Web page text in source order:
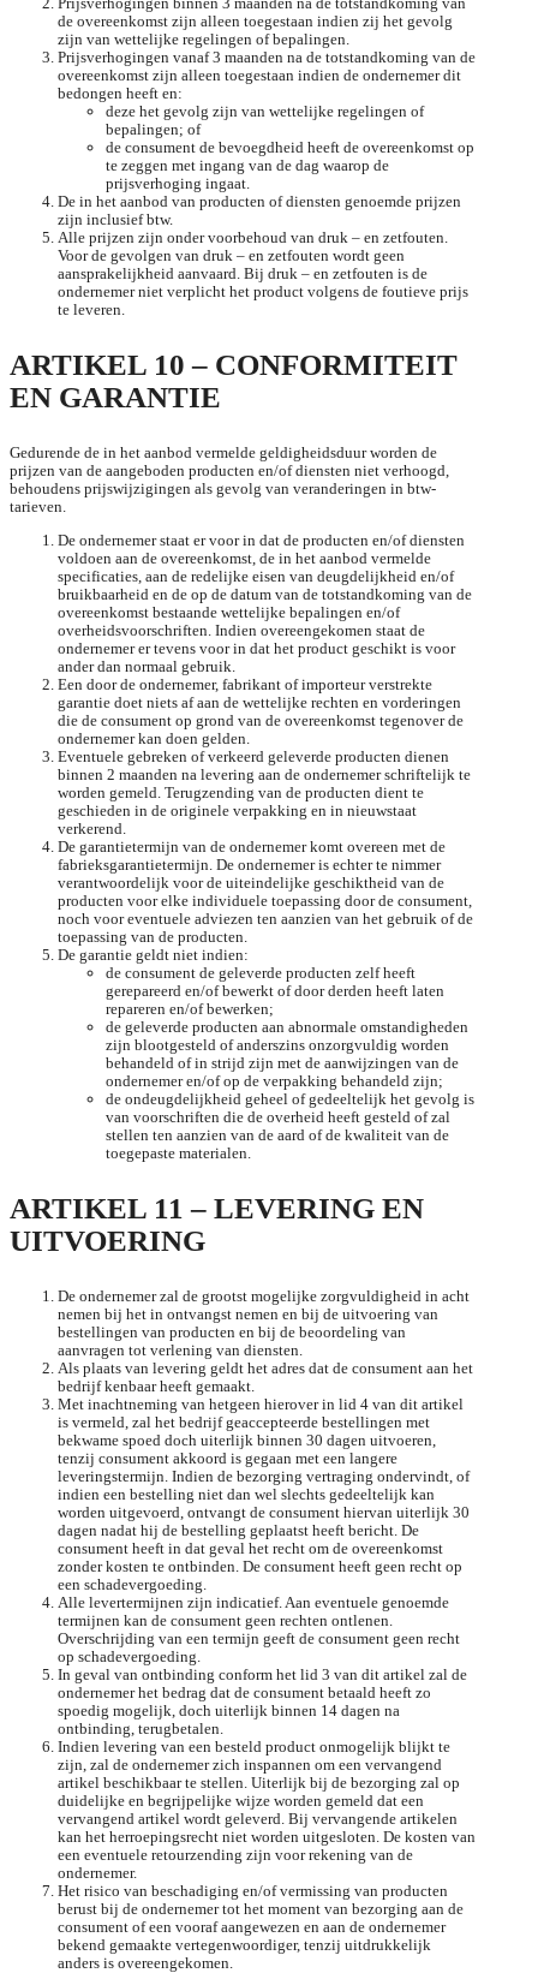
de overeenkomst zijn alleen toegestaan indien zij het gevolg
zijn van wettelijke regelingen of bepalingen.
Prijsverhogingen vanaf 3 maanden na de totstandkoming van de
overeenkomst zijn alleen toegestaan indien de ondernemer dit
bedongen heeft en:
deze het gevolg zijn van wettelijke regelingen of
bepalingen; of
de consument de bevoegdheid heeft de overeenkomst op
te zeggen met ingang van de dag waarop de
prijsverhoging ingaat.
De in het aanbod van producten of diensten genoemde prijzen
zijn inclusief btw.
Alle prijzen zijn onder voorbehoud van druk – en zetfouten.
Voor de gevolgen van druk – en zetfouten wordt geen
aansprakelijkheid aanvaard. Bij druk – en zetfouten is de
ondernemer niet verplicht het product volgens de foutieve prijs
te leveren.
ARTIKEL 10 – CONFORMITEIT
EN GARANTIE
Gedurende de in het aanbod vermelde geldigheidsduur worden de
prijzen van de aangeboden producten en/of diensten niet verhoogd,
behoudens prijswijzigingen als gevolg van veranderingen in btw-
tarieven.
De ondernemer staat er voor in dat de producten en/of diensten
voldoen aan de overeenkomst, de in het aanbod vermelde
specificaties, aan de redelijke eisen van deugdelijkheid en/of
bruikbaarheid en de op de datum van de totstandkoming van de
overeenkomst bestaande wettelijke bepalingen en/of
overheidsvoorschriften. Indien overeengekomen staat de
ondernemer er tevens voor in dat het product geschikt is voor
ander dan normaal gebruik.
Een door de ondernemer, fabrikant of importeur verstrekte
garantie doet niets af aan de wettelijke rechten en vorderingen
die de consument op grond van de overeenkomst tegenover de
ondernemer kan doen gelden.
Eventuele gebreken of verkeerd geleverde producten dienen
binnen 2 maanden na levering aan de ondernemer schriftelijk te
worden gemeld. Terugzending van de producten dient te
geschieden in de originele verpakking en in nieuwstaat
verkerend.
De garantietermijn van de ondernemer komt overeen met de
fabrieksgarantietermijn. De ondernemer is echter te nimmer
verantwoordelijk voor de uiteindelijke geschiktheid van de
producten voor elke individuele toepassing door de consument,
noch voor eventuele adviezen ten aanzien van het gebruik of de
toepassing van de producten.
De garantie geldt niet indien:
de consument de geleverde producten zelf heeft
gerepareerd en/of bewerkt of door derden heeft laten
repareren en/of bewerken;
de geleverde producten aan abnormale omstandigheden
zijn blootgesteld of anderszins onzorgvuldig worden
behandeld of in strijd zijn met de aanwijzingen van de
ondernemer en/of op de verpakking behandeld zijn;
de ondeugdelijkheid geheel of gedeeltelijk het gevolg is
van voorschriften die de overheid heeft gesteld of zal
stellen ten aanzien van de aard of de kwaliteit van de
toegepaste materialen.
ARTIKEL 11 – LEVERING EN
UITVOERING
De ondernemer zal de grootst mogelijke zorgvuldigheid in acht
nemen bij het in ontvangst nemen en bij de uitvoering van
bestellingen van producten en bij de beoordeling van
aanvragen tot verlening van diensten.
Als plaats van levering geldt het adres dat de consument aan het
bedrijf kenbaar heeft gemaakt.
Met inachtneming van hetgeen hierover in lid 4 van dit artikel
is vermeld, zal het bedrijf geaccepteerde bestellingen met
bekwame spoed doch uiterlijk binnen 30 dagen uitvoeren,
tenzij consument akkoord is gegaan met een langere
leveringstermijn. Indien de bezorging vertraging ondervindt, of
indien een bestelling niet dan wel slechts gedeeltelijk kan
worden uitgevoerd, ontvangt de consument hiervan uiterlijk 30
dagen nadat hij de bestelling geplaatst heeft bericht. De
consument heeft in dat geval het recht om de overeenkomst
zonder kosten te ontbinden. De consument heeft geen recht op
een schadevergoeding.
Alle levertermijnen zijn indicatief. Aan eventuele genoemde
termijnen kan de consument geen rechten ontlenen.
Overschrijding van een termijn geeft de consument geen recht
op schadevergoeding.
In geval van ontbinding conform het lid 3 van dit artikel zal de
ondernemer het bedrag dat de consument betaald heeft zo
spoedig mogelijk, doch uiterlijk binnen 14 dagen na
ontbinding, terugbetalen.
Indien levering van een besteld product onmogelijk blijkt te
zijn, zal de ondernemer zich inspannen om een vervangend
artikel beschikbaar te stellen. Uiterlijk bij de bezorging zal op
duidelijke en begrijpelijke wijze worden gemeld dat een
vervangend artikel wordt geleverd. Bij vervangende artikelen
kan het herroepingsrecht niet worden uitgesloten. De kosten van
een eventuele retourzending zijn voor rekening van de
ondernemer.
Het risico van beschadiging en/of vermissing van producten
berust bij de ondernemer tot het moment van bezorging aan de
consument of een vooraf aangewezen en aan de ondernemer
bekend gemaakte vertegenwoordiger, tenzij uitdrukkelijk
anders is overeengekomen.